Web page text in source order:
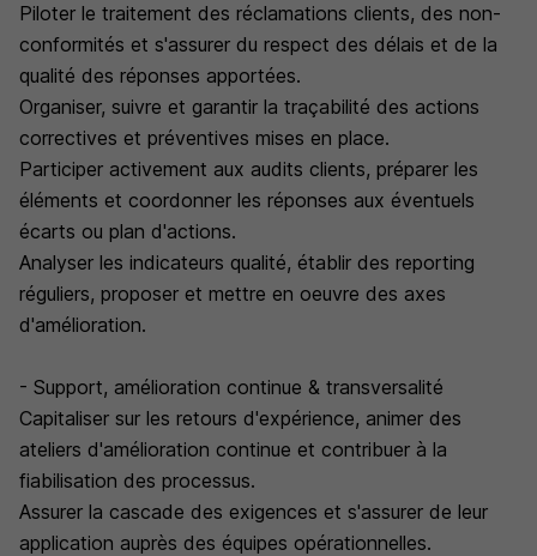
Piloter le traitement des réclamations clients, des non-
conformités et s'assurer du respect des délais et de la
qualité des réponses apportées.
Organiser, suivre et garantir la traçabilité des actions
correctives et préventives mises en place.
Participer activement aux audits clients, préparer les
éléments et coordonner les réponses aux éventuels
écarts ou plan d'actions.
Analyser les indicateurs qualité, établir des reporting
réguliers, proposer et mettre en oeuvre des axes
d'amélioration.
- Support, amélioration continue & transversalité
Capitaliser sur les retours d'expérience, animer des
ateliers d'amélioration continue et contribuer à la
fiabilisation des processus.
Assurer la cascade des exigences et s'assurer de leur
application auprès des équipes opérationnelles.